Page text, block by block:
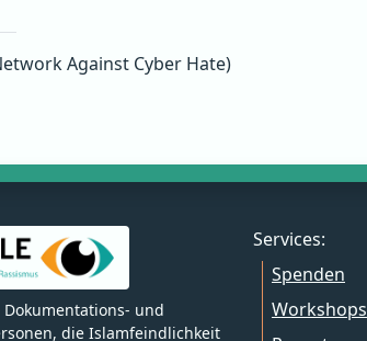
Against Cyber Hate)
und
die Islamfeindlichkeit
Services:
Spenden
Workshops